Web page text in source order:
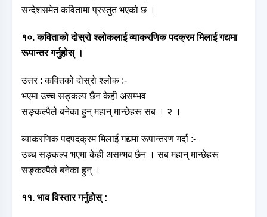
सन्देशसमेत कवितामा प्रस्तुत भएको छ ।
१०. कविताको दोस्रो श्लोकलाई व्याकरणिक पदक्रम मिलाई गद्यमा
रूपान्तर गर्नुहोस् ।
उत्तर : कवितको दोस्रो श्लोक :-
भएमा उच्च सङ्कल्प छैन केही असम्भव
सङ्कल्पैले बनेका हुन् महान् मान्छेहरू सब । २ ।
व्याकरणिक पदपदक्रम मिलाई गद्यमा रूपान्तरण गर्दा :-
उच्च सङ्कल्प भएमा केही असम्भव छैन । सब महान् मान्छेहरू
सङ्कल्पैले बनेका हुन् ।
११. भाव विस्तार गर्नुहोस् :